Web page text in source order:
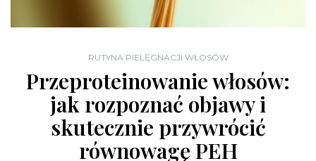
RUTYNA PIELĘGNACJI WŁOSÓW
Przeproteinowanie włosów:
jak rozpoznać objawy i
skutecznie przywrócić
równowagę PEH